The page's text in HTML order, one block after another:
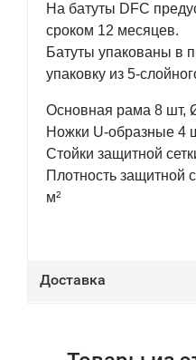
На батуты DFC
сроком 12 месяцев.
Батуты упакованы в
упаковку из 5-
Основная рама 8 шт,
Ножки U-образные 4
Стойки защитной
Плотность защитной
м²
Доставка